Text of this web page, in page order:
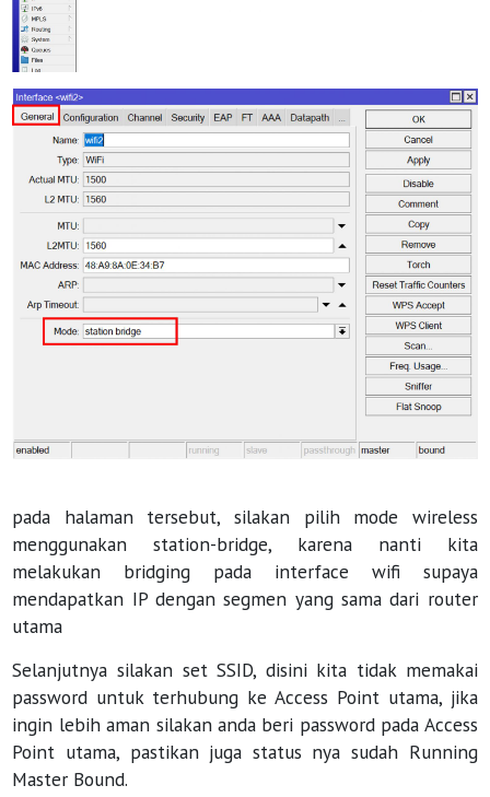
pada halaman tersebut, silakan pilih mode wireless
menggunakan station-bridge, karena nanti kita
melakukan bridging pada interface wifi supaya
mendapatkan IP dengan segmen yang sama dari router
utama
Selanjutnya silakan set SSID, disini kita tidak memakai
password untuk terhubung ke Access Point utama, jika
ingin lebih aman silakan anda beri password pada Access
Point utama, pastikan juga status nya sudah Running
Master Bound.